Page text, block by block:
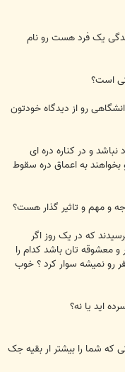
یک فرد هست رو نام
رو از دیدگاه خودتون
و در کناره دره ای
بخواهند به اعماق دره سقوط
که در یک روز اگر
یک دکتر و معشوقه تان باشد کدام را
میخواستم بگم مگه ماشین 4 تا 5 نفر رو نمیشه سوار کرد ؟ خوب
که شما را بیشتر ار بقیه جک